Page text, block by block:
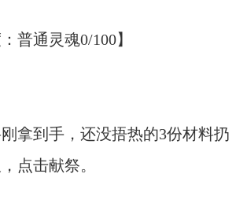
普通灵魂0/100】
拿到手，还没捂热的3份材料扔
点击献祭。